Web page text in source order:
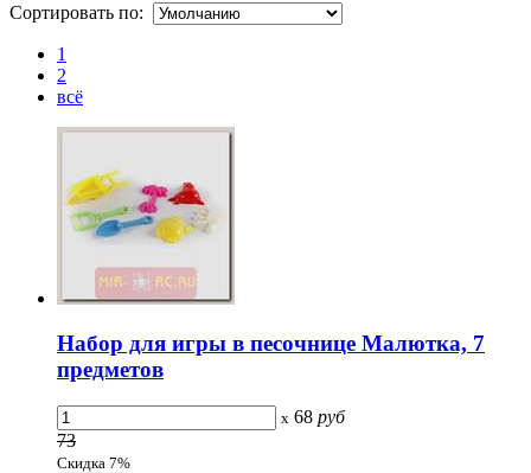
Сортировать по:
1
2
всё
Набор для игры в песочнице Малютка, 7
предметов
x 68 руб
73
Скидка 7%